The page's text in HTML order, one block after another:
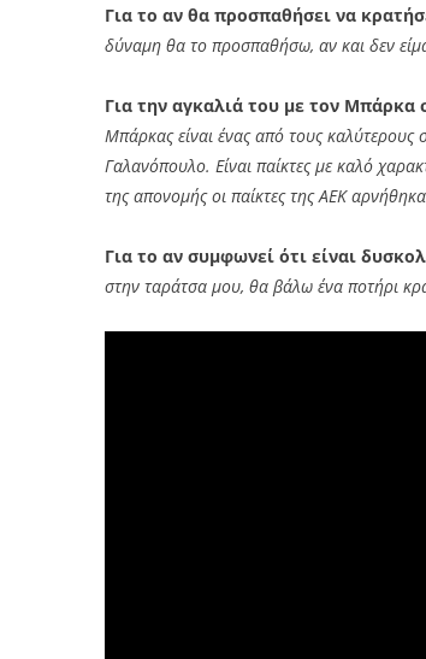
Για το αν θα προσπαθήσει να
δύναμη θα το προσπαθήσω, αν και δεν
Για την αγκαλιά του με τον Μπάρκα
Μπάρκας είναι ένας από τους
Γαλανόπουλο. Είναι παίκτες με καλό
της απονομής οι παίκτες της ΑΕΚ
Για το αν συμφωνεί ότι είναι
στην ταράτσα μου, θα βάλω ένα ποτήρι